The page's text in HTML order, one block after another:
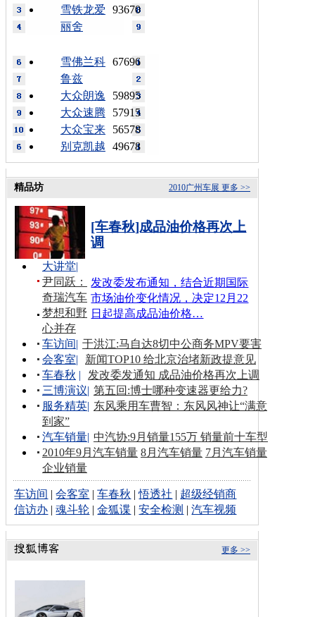
93670
雪铁龙爱
丽舍
67696
雪佛兰科
鲁兹
59895
大众朗逸
57915
大众速腾
56578
大众宝来
49678
别克凯越
更多 >>
2010广州车展
精品坊
[车春秋]成品油价格再次上
调
发改委发布通知，结合近期国际
市场油价变化情况，决定12月22
日起提高成品油价格…
大讲堂|
尹同跃：
奇瑞汽车
梦想和野
心并存
车访间| 于洪江:马自达8切中公商务MPV要害
会客室|
新闻TOP10 给北京治堵新政提意见
车春秋 |
发改委发通知 成品油价格再次上调
三博演议| 第五回:博士哪种变速器更给力?
服务精英| 东风乘用车曹智：东风风神让“满意
到家”
汽车销量| 中汽协:9月销量155万 销量前十车型
2010年9月汽车销量 8月汽车销量 7月汽车销量
企业销量
车访间 |会客室 |车春秋 |悟透社 | 超级经销商
信访办 |魂斗轮 |金狐谍 |安全检测 |汽车视频
更多 >>